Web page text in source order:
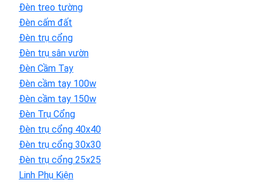
Đèn treo tường
Đèn cấm đất
Đèn trụ cổng
Đèn trụ sân vườn
Đèn Cầm Tay
Đèn cầm tay 100w
Đèn cầm tay 150w
Đèn Trụ Cổng
Đèn trụ cổng 40x40
Đèn trụ cổng 30x30
Đèn trụ cổng 25x25
Linh Phụ Kiện